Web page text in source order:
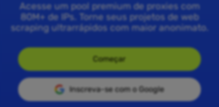
Acesse um pool premium de proxies com
80M+ de IPs. Torne seus projetos de web
scraping ultrarrápidos com maior anonimato.
Começar
Inscreva-se com o Google